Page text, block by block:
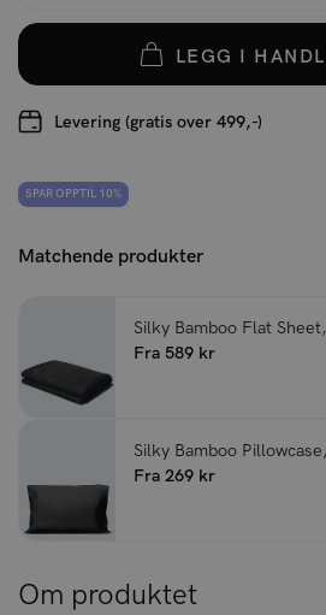
LEGG I
Levering (gratis over 499,-)
SPAR OPPTIL 10%
Matchende produkter
Silky Bamboo Flat
Fra 589 kr
Silky Bamboo
Fra 269 kr
Om produktet